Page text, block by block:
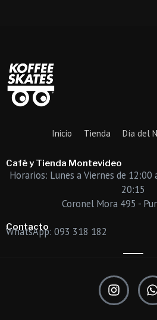
Inicio Tienda Día del
Café y Tienda Montevideo
Horarios: Lunes a Viernes de 12:00
20:15
Coronel Mora 495 -
Contacto
WhatsApp: 093 318 182
I
n
s